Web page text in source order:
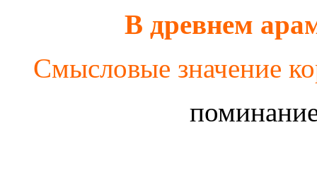
В древнем
Смысловые значение